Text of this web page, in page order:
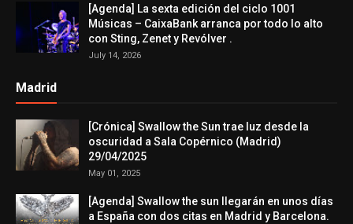
[Agenda] La sexta edición del ciclo 1001
Músicas – CaixaBank arranca por todo lo alto
con Sting, Zenet y Revólver .
July 14, 2026
Madrid
[Crónica] Swallow the Sun trae luz desde la
oscuridad a Sala Copérnico (Madrid)
29/04/2025
May 01, 2025
[Agenda] Swallow the sun llegarán en unos días
a España con dos citas en Madrid y Barcelona.